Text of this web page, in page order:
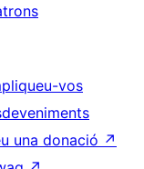
vos
una donació ↗